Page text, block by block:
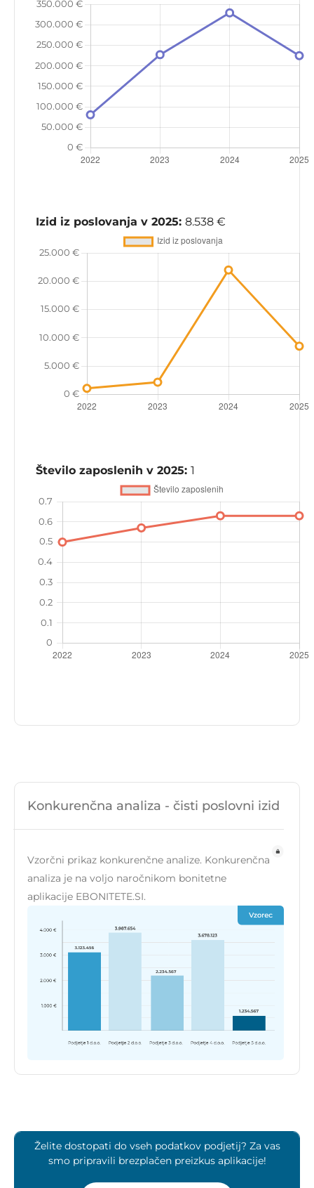
Izid iz poslovanja v 2025: 8.538 €
Število zaposlenih v 2025: 1
Konkurenčna analiza - čisti poslovni izid
Vzorčni prikaz konkurenčne analize. Konkurenčna
analiza je na voljo naročnikom bonitetne
aplikacije EBONITETE.SI.
Želite dostopati do vseh podatkov podjetij? Za vas
smo pripravili brezplačen preizkus aplikacije!